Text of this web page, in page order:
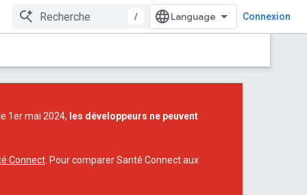
/ Connexion
le 1er mai 2024, les développeurs ne peuvent
Connect . Pour comparer Santé Connect aux